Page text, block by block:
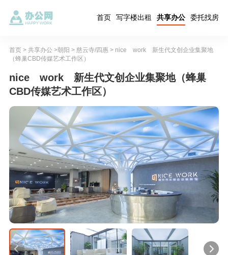
首页 写字楼出租 共享办公 委托找房
首页> 共享办公 >朝阳 > 慈云寺/四惠> nice work 新生代文创企业集聚地
（蜂巢CBD传媒艺术工作区）
nice work 新生代文创企业集聚地（蜂巢
CBD传媒艺术工作区）